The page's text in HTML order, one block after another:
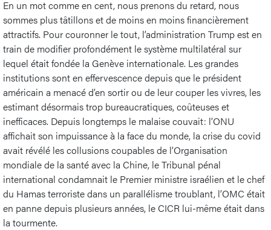
En un mot comme en cent, nous prenons du retard, nous
sommes plus tâtillons et de moins en moins financièrement
attractifs. Pour couronner le tout, l’administration Trump est en
train de modifier profondément le système multilatéral sur
lequel était fondée la Genève internationale. Les grandes
institutions sont en effervescence depuis que le président
américain a menacé d’en sortir ou de leur couper les vivres, les
estimant désormais trop bureaucratiques, coûteuses et
inefficaces. Depuis longtemps le malaise couvait: l’ONU
affichait son impuissance à la face du monde, la crise du covid
avait révélé les collusions coupables de l’Organisation
mondiale de la santé avec la Chine, le Tribunal pénal
international condamnait le Premier ministre israélien et le chef
du Hamas terroriste dans un parallélisme troublant, l’OMC était
en panne depuis plusieurs années, le CICR lui-même était dans
la tourmente.